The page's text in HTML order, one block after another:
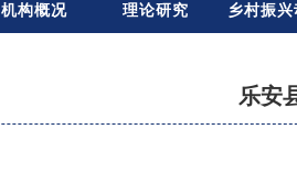
机构概况 理论研究 乡村振
乐安